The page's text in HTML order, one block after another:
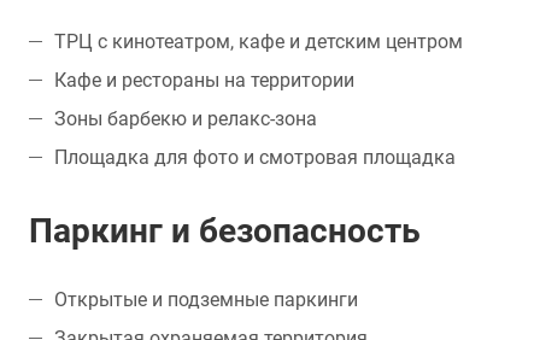
ТРЦ с кинотеатром, кафе и детским центром
Кафе и рестораны на территории
Зоны барбекю и релакс-зона
Площадка для фото и смотровая площадка
Паркинг и безопасность
Открытые и подземные паркинги